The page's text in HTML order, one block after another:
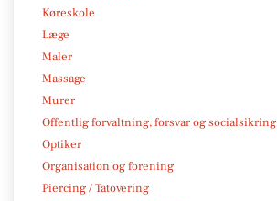
Køreskole
Læge
Maler
Massage
Murer
Offentlig forvaltning, forsvar og socialsikring
Optiker
Organisation og forening
Piercing / Tatovering